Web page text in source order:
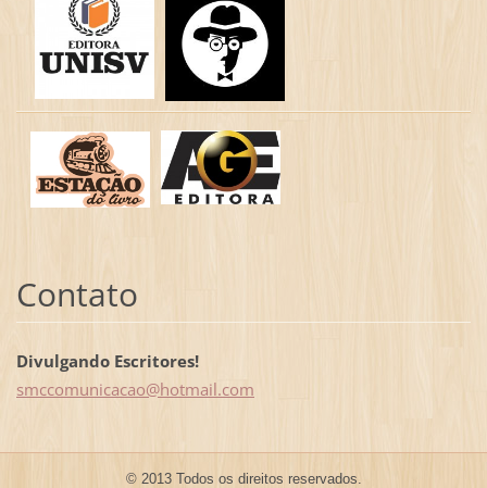
Contato
Divulgando Escritores!
smccomunicacao@hotmail.com
© 2013 Todos os direitos reservados.